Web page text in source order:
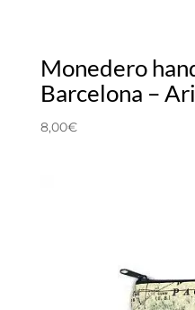
Monedero
Barcelona –
8,00€